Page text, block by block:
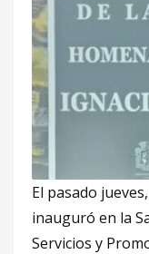
El pasado
inauguró en la
Servicios y